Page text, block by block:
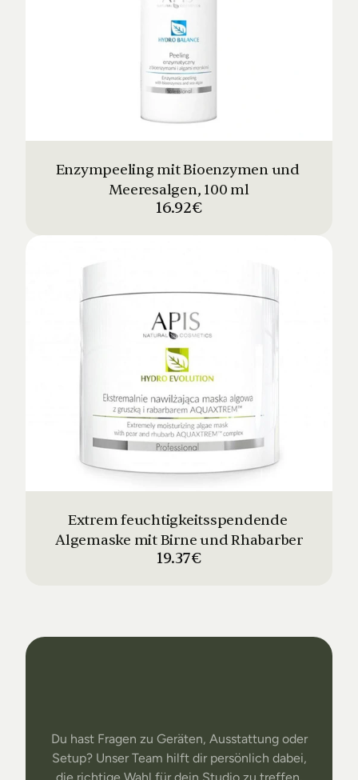
Enzympeeling mit Bioenzymen und
Meeresalgen, 100 ml
16.92€
Extrem feuchtigkeitsspendende
Algemaske mit Birne und Rhabarber
19.37€
Du hast Fragen zu Geräten, Ausstattung oder
Setup? Unser Team hilft dir persönlich dabei,